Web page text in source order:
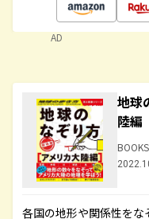
AD
地球
陸編
各国の地形や関係性をな